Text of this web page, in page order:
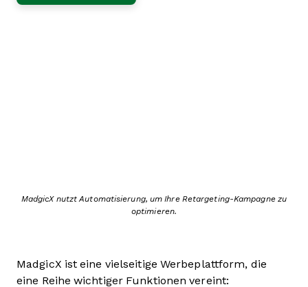
MadgicX nutzt Automatisierung, um Ihre Retargeting-Kampagne zu
optimieren.
MadgicX ist eine vielseitige Werbeplattform, die
eine Reihe wichtiger Funktionen vereint: